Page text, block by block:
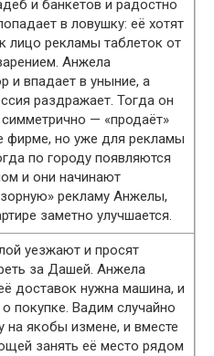
и банкетов и радостно
в ловушку: её хотят
лицо рекламы таблеток от
Анжела
и впадает в уныние, а
раздражает. Тогда он
— «продаёт»
фирме, но уже для рекламы
по городу появляются
и они начинают
рекламу Анжелы,
заметно улучшается.
уезжают и просят
за Дашей. Анжела
доставок нужна машина, и
покупке. Вадим случайно
на якобы измене, и вместе
занять её место рядом